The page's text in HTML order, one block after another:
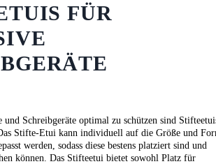
FÜR
Schreibgeräte optimal zu schützen sind
Stifte-Etui kann individuell auf die Größe und
werden, sodass diese bestens platziert sind und
können. Das Stifteetui bietet sowohl Platz für